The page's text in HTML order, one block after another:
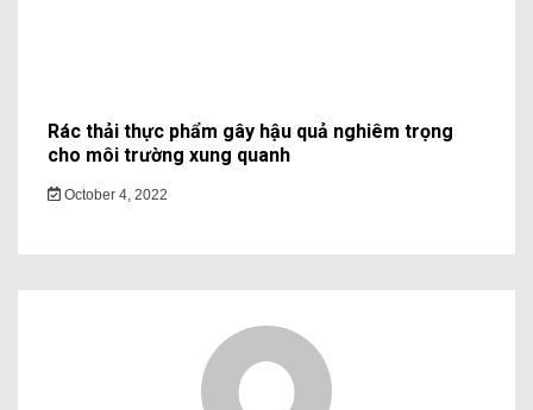
Rác thải thực phẩm gây hậu quả nghiêm trọng
cho môi trường xung quanh
October 4, 2022